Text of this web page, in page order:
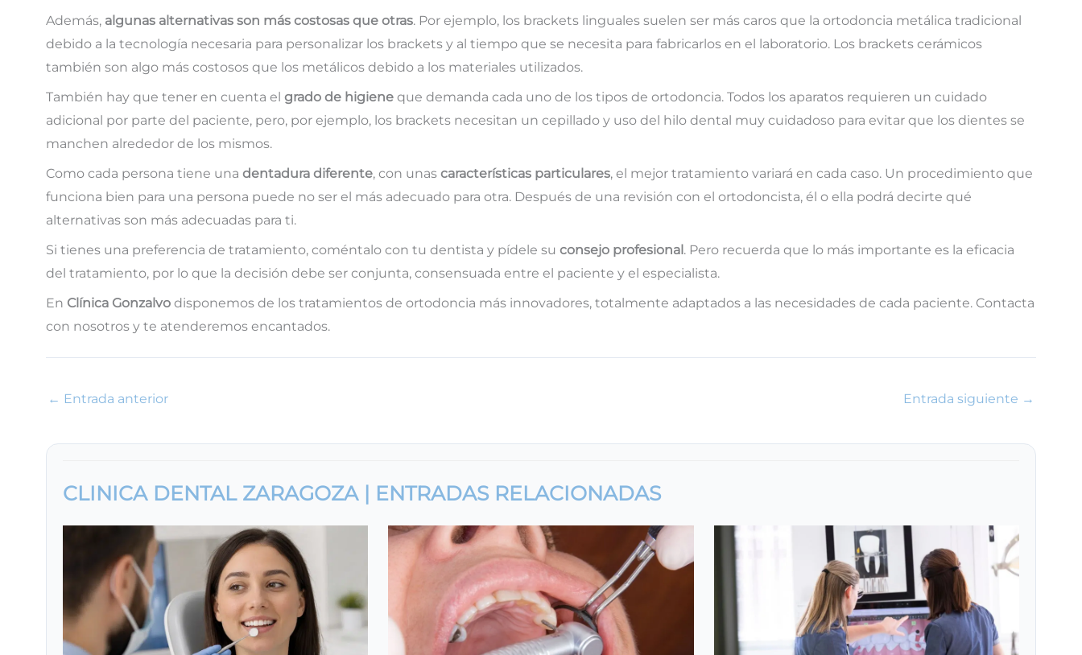
Además, algunas alternativas son más costosas que otras. Por ejemplo, los brackets linguales suelen ser más caros que la ortodoncia metálica tradicional
debido a la tecnología necesaria para personalizar los brackets y al tiempo que se necesita para fabricarlos en el laboratorio. Los brackets cerámicos
también son algo más costosos que los metálicos debido a los materiales utilizados.
También hay que tener en cuenta el grado de higiene que demanda cada uno de los tipos de ortodoncia. Todos los aparatos requieren un cuidado
adicional por parte del paciente, pero, por ejemplo, los brackets necesitan un cepillado y uso del hilo dental muy cuidadoso para evitar que los dientes se
manchen alrededor de los mismos.
Como cada persona tiene una dentadura diferente, con unas características particulares, el mejor tratamiento variará en cada caso. Un procedimiento que
funciona bien para una persona puede no ser el más adecuado para otra. Después de una revisión con el ortodoncista, él o ella podrá decirte qué
alternativas son más adecuadas para ti.
Si tienes una preferencia de tratamiento, coméntalo con tu dentista y pídele su consejo profesional . Pero recuerda que lo más importante es la eficacia
del tratamiento, por lo que la decisión debe ser conjunta, consensuada entre el paciente y el especialista.
En Clínica Gonzalvo disponemos de los tratamientos de ortodoncia más innovadores, totalmente adaptados a las necesidades de cada paciente. Contacta
con nosotros y te atenderemos encantados.
← Entrada anterior Entrada siguiente →
CLINICA DENTAL ZARAGOZA | ENTRADAS RELACIONADAS